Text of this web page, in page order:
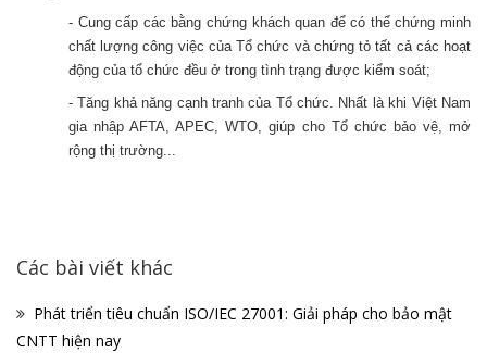
- Cung cấp các bằng chứng khách quan để có thể chứng minh
chất lượng công việc của Tổ chức và chứng tỏ tất cả các hoạt
động của tổ chức đều ở trong tình trạng được kiểm soát;
- Tăng khả năng cạnh tranh của Tổ chức. Nhất là khi Việt Nam
gia nhập AFTA, APEC, WTO, giúp cho Tổ chức bảo vệ, mở
rộng thị trường...
Các bài viết khác
Phát triển tiêu chuẩn ISO/IEC 27001: Giải pháp cho bảo mật
CNTT hiện nay